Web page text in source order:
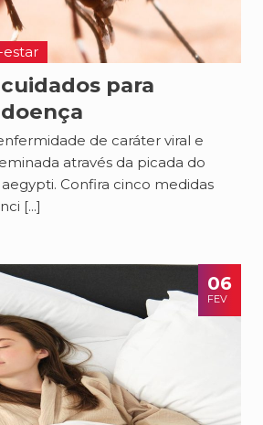
para
de caráter viral e
através da picada do
Confira cinco medidas
[...]
06
FEV